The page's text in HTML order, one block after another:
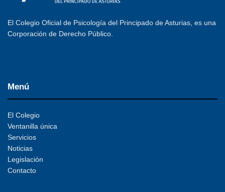
El Colegio Oficial de Psicología del Principado de Asturias, es una
Corporación de Derecho Público.
Menú
El Colegio
Ventanilla única
Servicios
Noticias
Legislación
Contacto